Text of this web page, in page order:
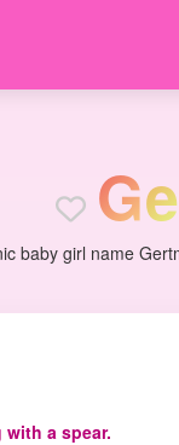
Ge
baby girl name
with a spear.